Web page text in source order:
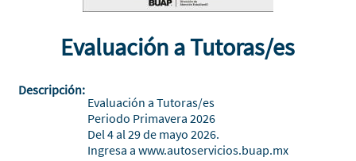
Evaluación a Tutoras/es
Descripción:
Evaluación a Tutoras/es
Periodo Primavera 2026
Del 4 al 29 de mayo 2026.
Ingresa awww.autoservicios.buap.mx